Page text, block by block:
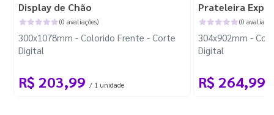
Display de Chão
(0 avaliações)
300x1078mm - Colorido Frente - Corte
Digital
R$ 203,99 / 1 unidade
Prateleira
(0
304x902mm -
Digital
R$ 264,99